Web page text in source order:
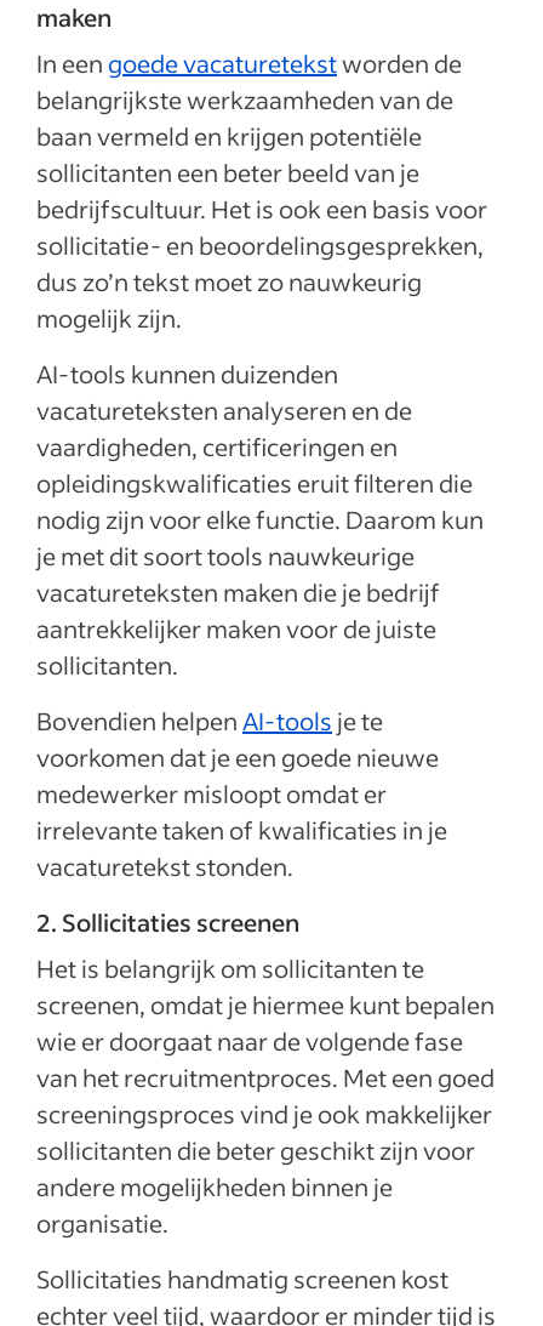
maken
In een goede vacaturetekstworden de
belangrijkste werkzaamheden van de
baan vermeld en krijgen potentiële
sollicitanten een beter beeld van je
bedrijfscultuur. Het is ook een basis voor
sollicitatie- en beoordelingsgesprekken,
dus zo’n tekst moet zo nauwkeurig
mogelijk zijn.
AI-tools kunnen duizenden
vacatureteksten analyseren en de
vaardigheden, certificeringen en
opleidingskwalificaties eruit filteren die
nodig zijn voor elke functie. Daarom kun
je met dit soort tools nauwkeurige
vacatureteksten maken die je bedrijf
aantrekkelijker maken voor de juiste
sollicitanten.
Bovendien helpenAI-tools je te
voorkomen dat je een goede nieuwe
medewerker misloopt omdat er
irrelevante taken of kwalificaties in je
vacaturetekst stonden.
2. Sollicitaties screenen
Het is belangrijk om sollicitanten te
screenen, omdat je hiermee kunt bepalen
wie er doorgaat naar de volgende fase
van het recruitmentproces. Met een goed
screeningsproces vind je ook makkelijker
sollicitanten die beter geschikt zijn voor
andere mogelijkheden binnen je
organisatie.
Sollicitaties handmatig screenen kost
echter veel tijd, waardoor er minder tijd is